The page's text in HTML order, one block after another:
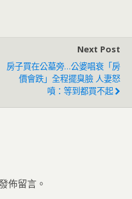
Next Post
房子買在公墓旁…公婆唱衰「房
價會跌」全程擺臭臉 人妻怒
噴：等到都買不起
佈留言。